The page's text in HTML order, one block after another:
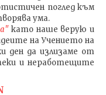
поглед към
ума.
като наше верую и
на Учението на
ден да излизаме от
и неработещите